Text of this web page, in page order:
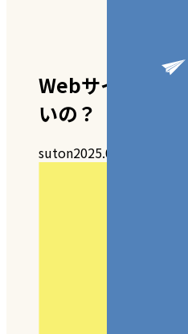
Webサイトと
いの？
suton2025.07.22